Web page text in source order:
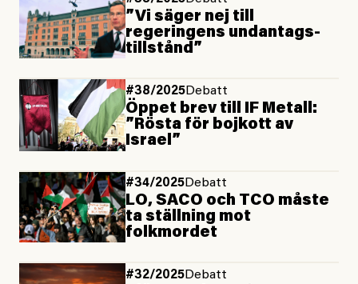
”Vi säger nej till
regeringens undantags­
tillstånd”
#38/2025Debatt
Öppet brev till IF Metall:
”Rösta för bojkott av
Israel”
#34/2025Debatt
LO, SACO och TCO måste
ta ställning mot
folkmordet
#32/2025Debatt